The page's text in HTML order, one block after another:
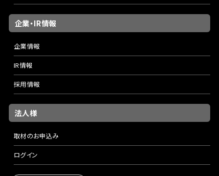
企業・IR情報
企業情報
IR情報
採用情報
法人様
取材のお申込み
ログイン